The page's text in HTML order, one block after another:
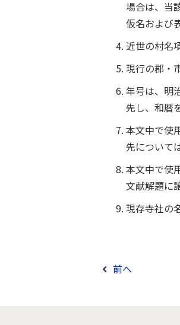
場合は、当
仮名および
近世の村名
現行の郡・
年号は、明
先し、和暦
本文中で使
先について
本文中で使
文献解題に
現存寺社の
前へ